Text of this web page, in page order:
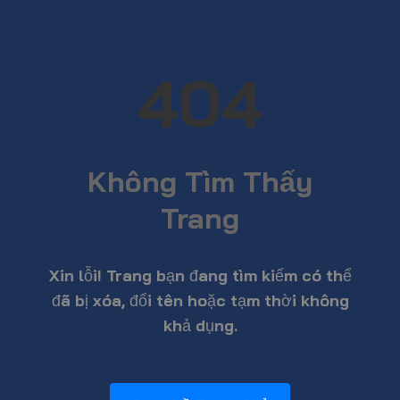
404
Không Tìm Thấy
Trang
Xin lỗi! Trang bạn đang tìm kiếm có thể
đã bị xóa, đổi tên hoặc tạm thời không
khả dụng.